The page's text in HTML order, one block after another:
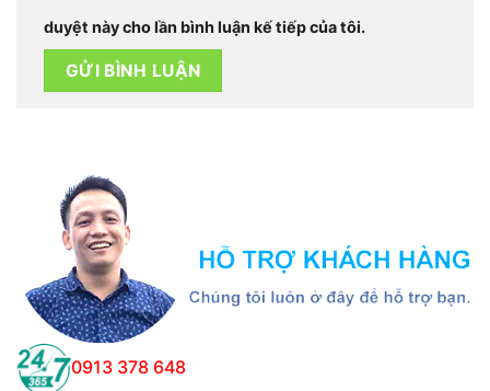
duyệt này cho lần bình luận kế tiếp của tôi.
0913 378 648